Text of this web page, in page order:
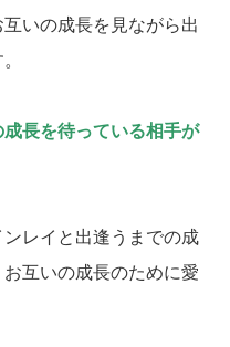
いの成長を見ながら出
長を待っている相手が
レイと出逢うまでの成
互いの成長のために愛